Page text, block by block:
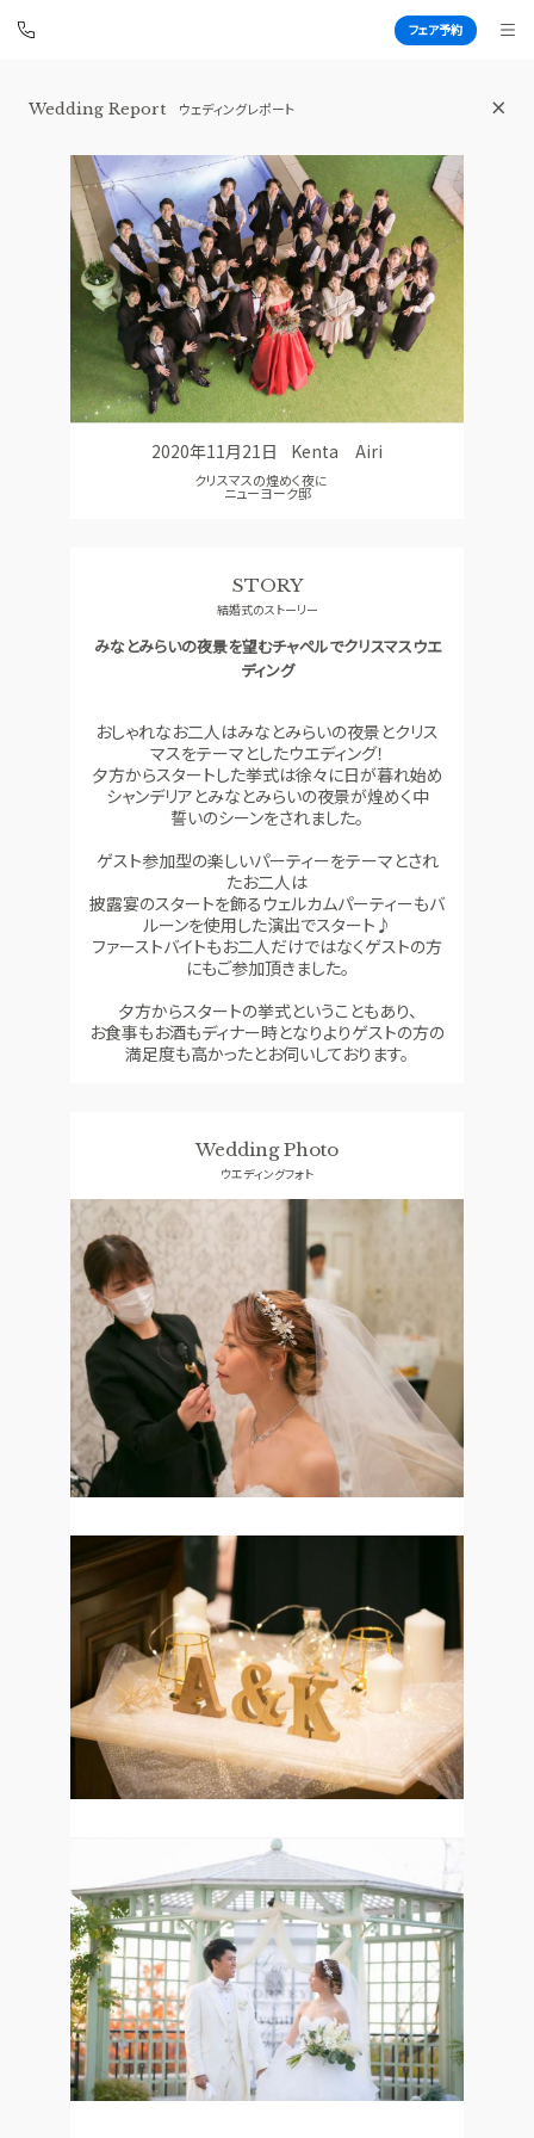
フェア予約
横浜 アートグレイス ポートサイドヴィ
BEST BRIDAL
TOP
トップ
BRIDAL FAIR
ブライダルフェア
FAIR INFO
ブライダルフェアの魅力をご案内
WEDDING REPORT
体験者レポート
PHOTO GALLERY
フォトギャラリー
PLAN
プラン
PARTY
披露宴会場
ACCESS
QA
SUPPORT
資料請求 お問い合わせ フェア予約
Wedding Report ウェディングレポート
2020年11月21日 Kenta Airi
クリスマスの煌めく夜に
ニューヨーク邸
STORY
結婚式のストーリー
みなとみらいの夜景を望むチャペルでクリスマスウエ
ディング
おしゃれなお二人はみなとみらいの夜景とクリス
マスをテーマとしたウエディング！
夕方からスタートした挙式は徐々に日が暮れ始め
シャンデリアとみなとみらいの夜景が煌めく中
誓いのシーンをされました。
ゲスト参加型の楽しいパーティーをテーマとされ
たお二人は
披露宴のスタートを飾るウェルカムパーティーもバ
ルーンを使用した演出でスタート♪
ファーストバイトもお二人だけではなくゲストの方
にもご参加頂きました。
夕方からスタートの挙式ということもあり、
お食事もお酒もディナー時となりよりゲストの方の
満足度も高かったとお伺いしております。
Wedding Photo
ウエディングフォト